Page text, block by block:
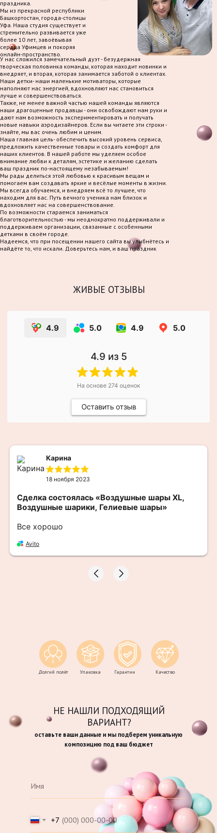
праздника.
Мы из прекрасной республики
Башкортостан, города-столицы
Уфа. Наша студия существует и
стремительно развивается уже
более 10 лет, завоёвывая
сердца Уфимцев и покоряя
онлайн-пространство.
У нас сложился замечательный дуэт - безудержная
творческая половинка команды, которая находит новинки и
внедряет, и вторая, которая занимается заботой о клиентах.
Наши детки- наши маленькие мотиваторы, которые
наполняют нас энергией, вдохновляют нас становиться
лучше и совершенствоваться.
Также, не менее важной частью нашей команды являются
наши драгоценные продавцы - они освобождают нам руки и
дают нам возможность экспериментировать и получать
новые навыки аэродизайнеров. Если вы читаете эти строки -
знайте, мы вас очень любим и ценим.
Наша главная цель- обеспечить высокий уровень сервиса,
предложить качественные товары и создать комфорт для
наших клиентов. В нашей работе мы уделяем особое
внимание любви к деталям, эстетике и желанию сделать
ваш праздник по-настоящему незабываемым!
Мы рады делиться этой любовью к красивым вещам и
помогаем вам создавать яркие и весёлые моменты в жизни.
Мы всегда обучаемся, и внедряем всё то лучшее, что
находим для вас. Путь вечного ученика нам близок и
вдохновляет нас на совершенствование.
По возможности стараемся заниматься
благотворительностью - мы неоднократно поддерживали и
поддерживаем организации, связанные с особенными
детками в своём городе.
Надеемся, что при посещении нашего сайта вы улыбнётесь и
найдёте то, что искали. Доверьтесь нам, и ваш праздник
ЖИВЫЕ ОТЗЫВЫ
4.9 5.0 4.9 5.0
4.9 из 5
На основе 274 оценок
Оставить отзыв
Карина
18 ноября 2023
Сделка состоялась «Воздушные шары XL,
Воздушные шарики, Гелиевые шары»
Все хорошо
Avito
Долгий полёт Упаковка Гарантии Качество
+7
оставьте ваши данные и мы подберем уникальную
композицию под ваш бюджет
НЕ НАШЛИ ПОДХОДЯЩИЙ
ВАРИАНТ?